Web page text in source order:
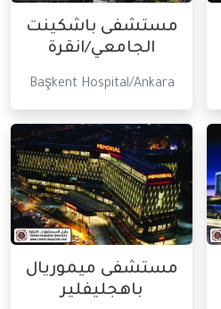
مستشفى باشكينت
الجامعي/انقرة
Başkent Hospital/Ankara
مستشفى ميموريال
باهجليفلير